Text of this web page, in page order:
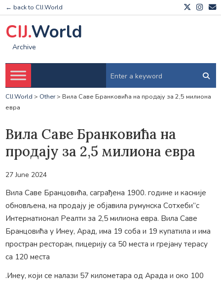
← back to CIJ.World
CIJ.World
Archive
CIJ.World > Other> Вила Саве Бранковића на продају за 2,5 милиона
евра
Вила Саве Бранковића на
продају за 2,5 милиона евра
27 June 2024
Вила Саве Бранцовића, саграђена 1900. године и касније
обновљена, на продају је објавила румунска Сотхеби”с
Интернатионал Реалти за 2,5 милиона евра. Вила Саве
Бранцовића у Инеу, Арад, има 19 соба и 19 купатила и има
простран ресторан, пицерију са 50 места и грејану терасу
са 120 места
.Инеу, који се налази 57 километара од Арада и око 100